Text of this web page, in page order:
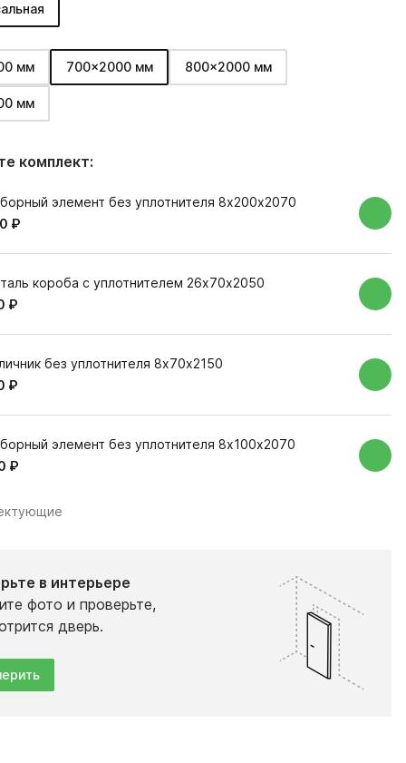
мм 700x2000 мм 800x2000 мм
мм
комплект:
элемент без уплотнителя 8х200х2070
₽
короба с уплотнителем 26х70х2050
₽
без уплотнителя 8х70х2150
₽
элемент без уплотнителя 8х100х2070
₽
в интерьере
фото и проверьте,
дверь.